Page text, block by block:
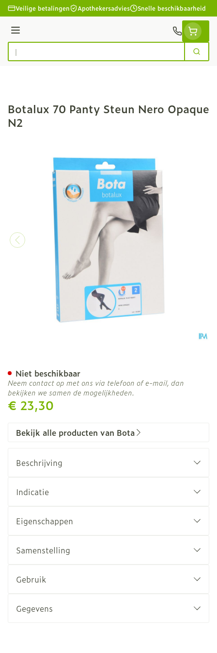
Ga naar de inhoud
Veilige betalingen Apothekersadvies Snelle beschikbaarheid
Menu
Product, merk, categorie...
Zoek
Botalux 70 Panty Steun Nero Opaque
N2
€ 23,30
Niet beschikbaar
Neem contact op met ons via telefoon of e-mail, dan
bekijken we samen de mogelijkheden.
Bekijk alle producten van Bota
Beschrijving
Indicatie
Eigenschappen
Samenstelling
Gebruik
Gegevens